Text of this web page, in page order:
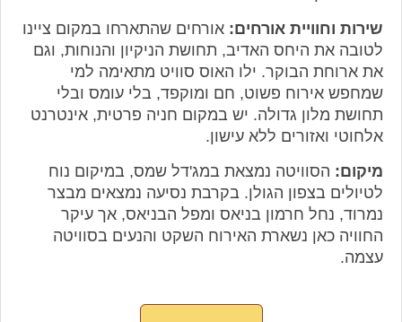
שירות וחוויית אורחים: אורחים שהתארחו במקום ציינו
לטובה את היחס האדיב, תחושת הניקיון והנוחות, וגם
את ארוחת הבוקר. ילו האוס סוויט מתאימה למי
שמחפש אירוח פשוט, חם ומוקפד, בלי עומס ובלי
תחושת מלון גדולה. יש במקום חניה פרטית, אינטרנט
אלחוטי ואזורים ללא עישון.
מיקום: הסוויטה נמצאת במג'דל שמס, במיקום נוח
לטיולים בצפון הגולן. בקרבת נסיעה נמצאים מבצר
נמרוד, נחל חרמון בניאס ומפל הבניאס, אך עיקר
החוויה כאן נשארת האירוח השקט והנעים בסוויטה
עצמה.